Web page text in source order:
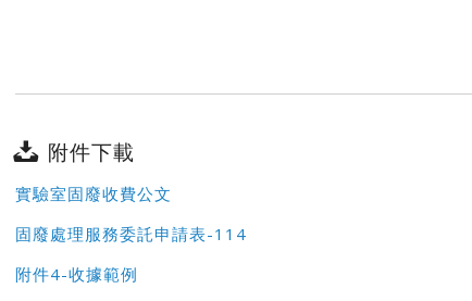
附件下載
實驗室固廢收費公文
固廢處理服務委託申請表-114
附件4-收據範例